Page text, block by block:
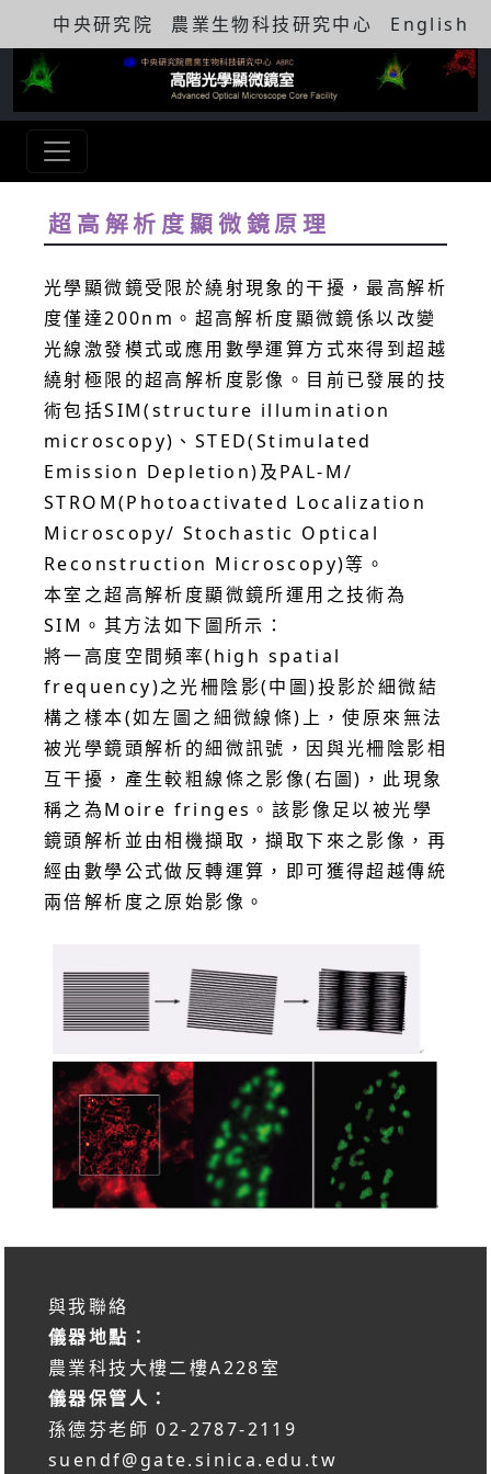
中央研究院 農業生物科技研究中心 English
超高解析度顯微鏡原理
光學顯微鏡受限於繞射現象的干擾，最高解析
度僅達200nm。超高解析度顯微鏡係以改變
光線激發模式或應用數學運算方式來得到超越
繞射極限的超高解析度影像。目前已發展的技
術包括SIM(structure illumination
microscopy)、STED(Stimulated
Emission Depletion)及PAL-M/
STROM(Photoactivated Localization
Microscopy/ Stochastic Optical
Reconstruction Microscopy)等。
本室之超高解析度顯微鏡所運用之技術為
SIM。其方法如下圖所示：
將一高度空間頻率(high spatial
frequency)之光柵陰影(中圖)投影於細微結
構之樣本(如左圖之細微線條)上，使原來無法
被光學鏡頭解析的細微訊號，因與光柵陰影相
互干擾，產生較粗線條之影像(右圖)，此現象
稱之為Moire fringes。該影像足以被光學
鏡頭解析並由相機擷取，擷取下來之影像，再
經由數學公式做反轉運算，即可獲得超越傳統
兩倍解析度之原始影像。
與我聯絡
儀器地點：
農業科技大樓二樓A228室
儀器保管人：
孫德芬老師 02-2787-2119
suendf@gate.sinica.edu.tw